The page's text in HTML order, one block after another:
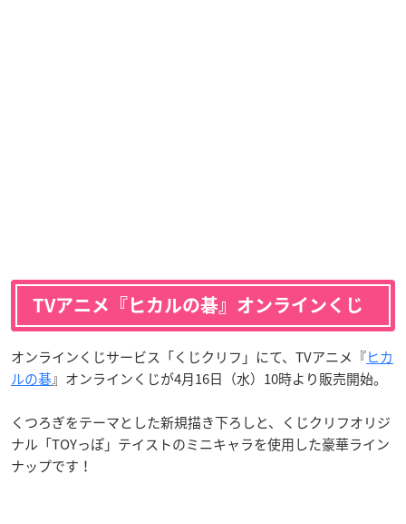
TVアニメ『ヒカルの碁』オンラインくじ
オンラインくじサービス「くじクリフ」にて、TVアニメ『ヒカ
ルの碁』オンラインくじが4月16日（水）10時より販売開始。
くつろぎをテーマとした新規描き下ろしと、くじクリフオリジ
ナル「TOYっぽ」テイストのミニキャラを使用した豪華ライン
ナップです！